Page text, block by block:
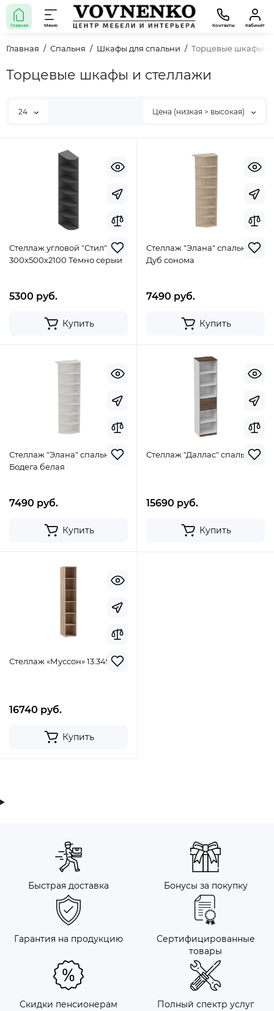
Главная Меню Контакты Кабинет
Главная Спальня Шкафы для спальни Торцевые шкафы и
Торцевые шкафы и стеллажи
24 Цена (низкая > высокая)
Стеллаж угловой "Стил"
300х500х2100 Тёмно серый
5300 руб.
Купить
Стеллаж "Элана" спальня
Дуб сонома
7490 руб.
Купить
Стеллаж "Элана" спальня
Бодега белая
7490 руб.
Купить
Стеллаж "Даллас" спальня
15690 руб.
Купить
Стеллаж «Муссон» 13.349
16740 руб.
Купить
Быстрая доставка Бонусы за покупку
Гарантия на продукцию
Сертифицированные
товары
Скидки пенсионерам Полный спектр услуг